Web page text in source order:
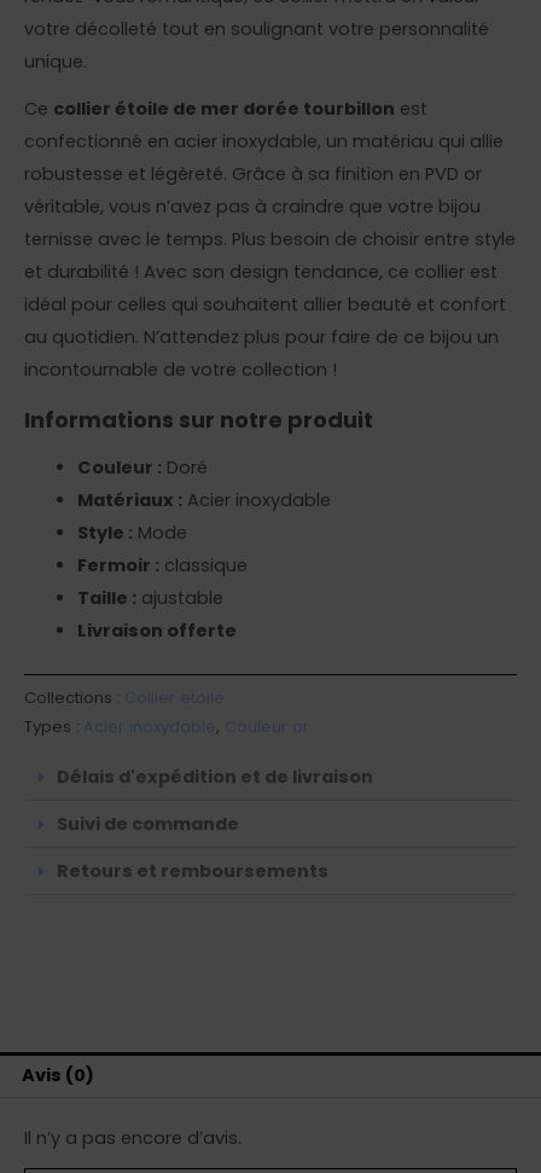
votre décolleté tout en soulignant votre personnalité
unique.
Ce collier étoile de mer dorée tourbillon est
confectionné en acier inoxydable, un matériau qui allie
robustesse et légèreté. Grâce à sa finition en PVD or
véritable, vous n’avez pas à craindre que votre bijou
ternisse avec le temps. Plus besoin de choisir entre style
et durabilité ! Avec son design tendance, ce collier est
idéal pour celles qui souhaitent allier beauté et confort
au quotidien. N’attendez plus pour faire de ce bijou un
incontournable de votre collection !
Informations sur notre produit
Couleur : Doré
Matériaux : Acier inoxydable
Style : Mode
Fermoir : classique
Taille : ajustable
Livraison offerte
Collections : Collier etoile
Types : Acier inoxydable, Couleur or
Délais d'expédition et de livraison
Suivi de commande
Retours et remboursements
Avis (0)
Il n’y a pas encore d’avis.